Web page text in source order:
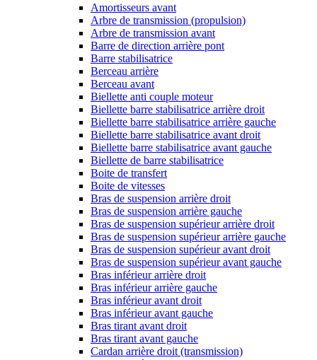
Amortisseurs avant
Arbre de transmission (propulsion)
Arbre de transmission avant
Barre de direction arrière pont
Barre stabilisatrice
Berceau arrière
Berceau avant
Biellette anti couple moteur
Biellette barre stabilisatrice arrière droit
Biellette barre stabilisatrice arrière gauche
Biellette barre stabilisatrice avant droit
Biellette barre stabilisatrice avant gauche
Biellette de barre stabilisatrice
Boite de transfert
Boite de vitesses
Bras de suspension arrière droit
Bras de suspension arrière gauche
Bras de suspension supérieur arrière droit
Bras de suspension supérieur arrière gauche
Bras de suspension supérieur avant droit
Bras de suspension supérieur avant gauche
Bras inférieur arrière droit
Bras inférieur arrière gauche
Bras inférieur avant droit
Bras inférieur avant gauche
Bras tirant avant droit
Bras tirant avant gauche
Cardan arrière droit (transmission)